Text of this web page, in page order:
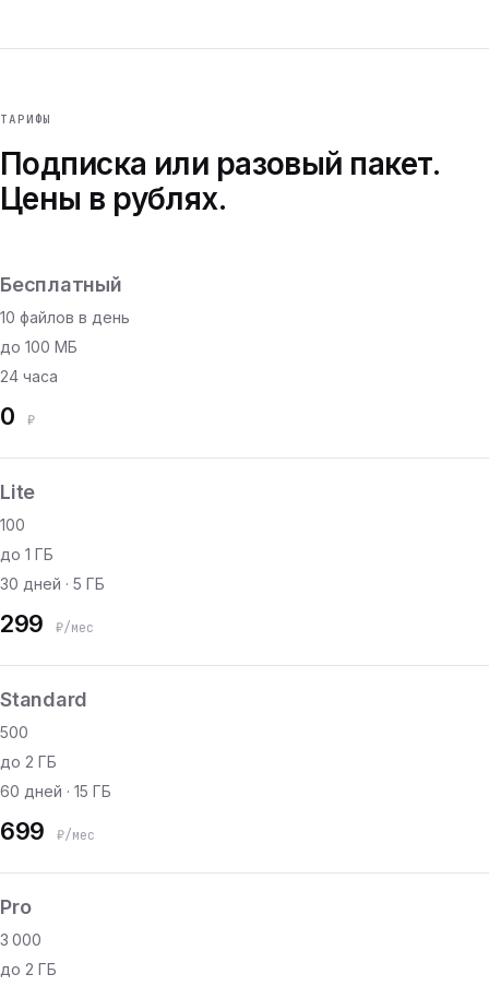
ТАРИФЫ
Подписка или разовый пакет.
Цены в рублях.
Бесплатный
10 файлов в день
до 100 МБ
24 часа
0 ₽
Lite
100
до 1 ГБ
30 дней · 5 ГБ
299 ₽/мес
Standard
500
до 2 ГБ
60 дней · 15 ГБ
699 ₽/мес
Pro
3 000
до 2 ГБ